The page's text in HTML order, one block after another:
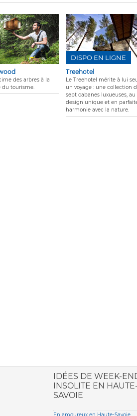
des arbres à la
du tourisme.
Treehotel
Le Treehotel mérite à lui
un voyage : une collection
sept cabanes luxueuses, au
design unique et en
harmonie avec la nature.
DISPO EN LIGNE
IDÉES DE WEEK-
INSOLITE EN
SAVOIE